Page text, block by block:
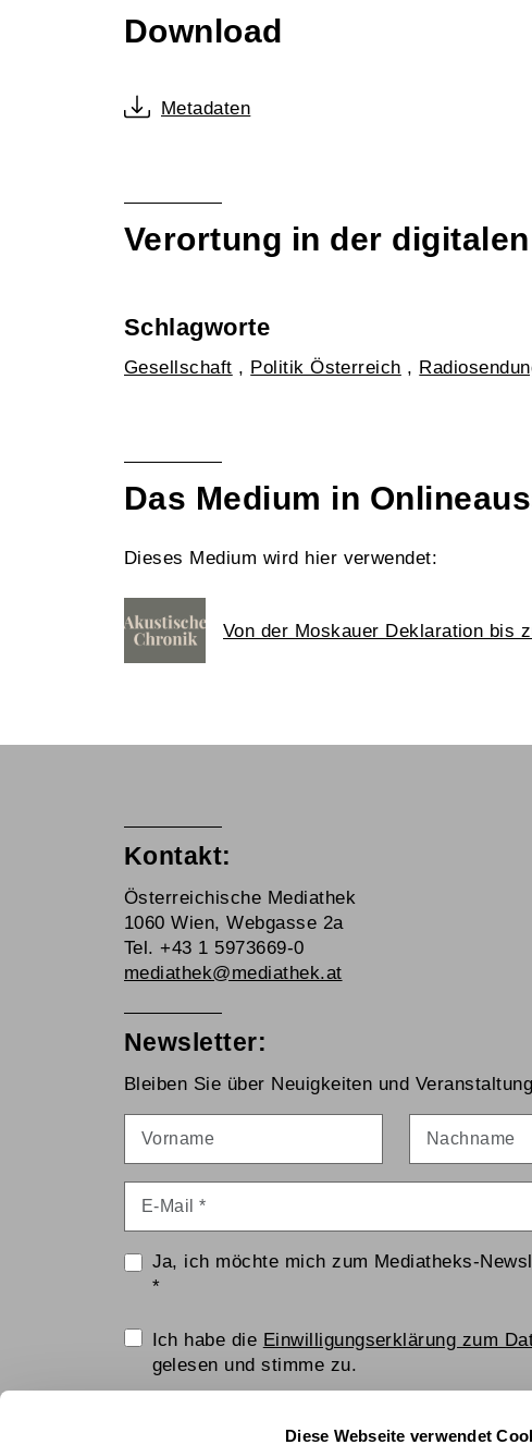
Diese Webseite verwendet
Download
Metadaten
Verortung in der
Schlagworte
Gesellschaft , Politik Österreich ,
Das Medium in
Dieses Medium wird hier verwendet:
Von der Moskauer Deklaration bis
Kontakt:
Österreichische Mediathek
1060 Wien, Webgasse 2a
Tel. +43 1 5973669-0
mediathek@mediathek.at
Newsletter:
Bleiben Sie über Neuigkeiten und
Ja, ich möchte mich zum Mediatheks-
*
Einwilligungserklärung
Ich habe die Einwilligungserklärung zum
gelesen und stimme zu.